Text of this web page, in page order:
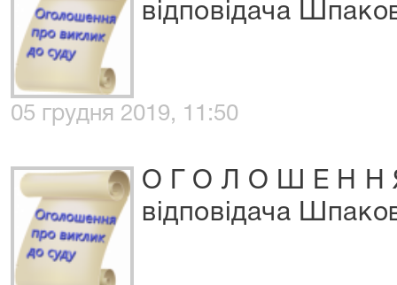
відповідача
05 грудня 2019, 11:50
О Г О Л О Ш Е Н Н Я
відповідача